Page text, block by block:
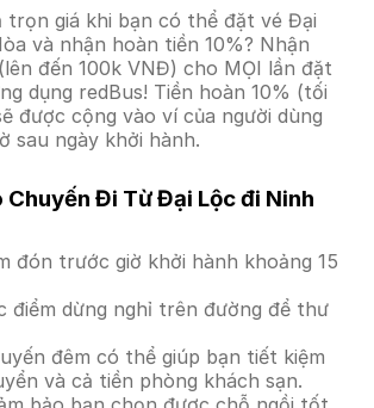
trọn giá khi bạn có thể đặt vé Đại
và nhận hoàn tiền 10%? Nhận
đến 100k VNĐ) cho MỌI lần đặt
dụng redBus! Tiền hoàn 10% (tối
được cộng vào ví của người dùng
sau ngày khởi hành.
Chuyến Đi Từ Đại Lộc đi Ninh
đón trước giờ khởi hành khoảng 15
điểm dừng nghỉ trên đường để thư
đêm có thể giúp bạn tiết kiệm
và cả tiền phòng khách sạn.